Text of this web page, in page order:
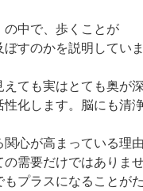
の中で、歩くことが
すのかを説明していま
ても実はとても奥が深
化します。脳にも清
心が高まっている理由
需要だけではありませ
プラスになることが